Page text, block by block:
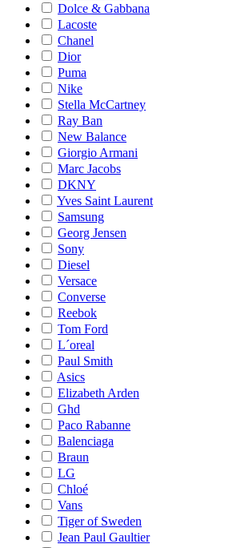
Dolce & Gabbana
Lacoste
Chanel
Dior
Puma
Nike
Stella McCartney
Ray Ban
New Balance
Giorgio Armani
Marc Jacobs
DKNY
Yves Saint Laurent
Samsung
Georg Jensen
Sony
Diesel
Versace
Converse
Reebok
Tom Ford
L´oreal
Paul Smith
Asics
Elizabeth Arden
Ghd
Paco Rabanne
Balenciaga
Braun
LG
Chloé
Vans
Tiger of Sweden
Jean Paul Gaultier